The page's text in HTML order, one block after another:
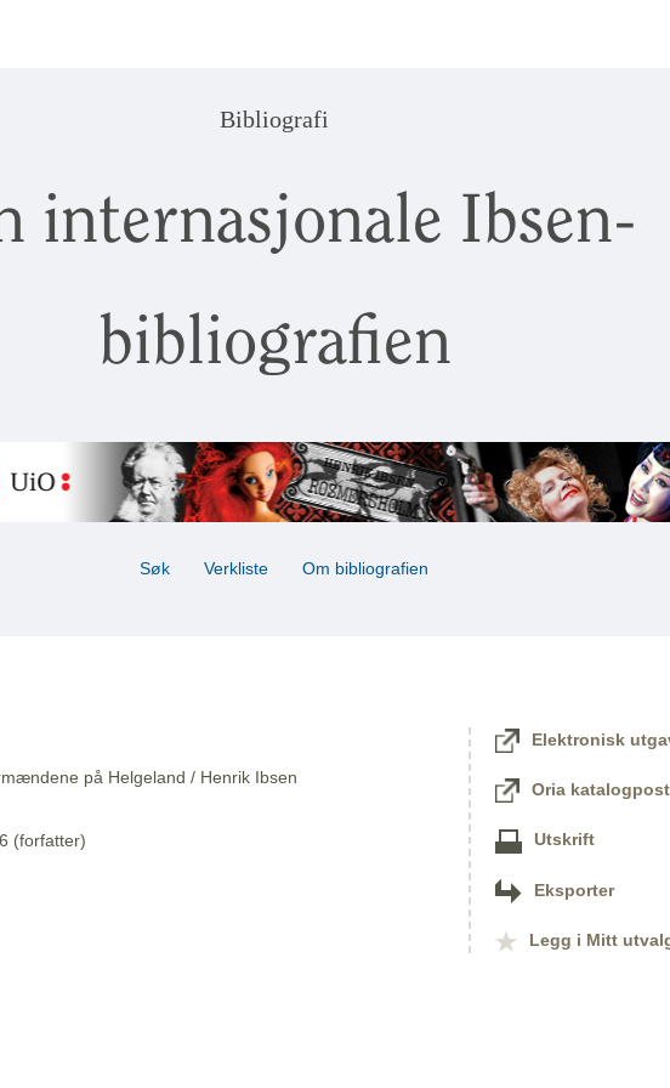
Bibliografi
internasjonale Ibsen-
bibliografien
Søk Verkliste Om bibliografien
på Helgeland / Henrik Ibsen
(forfatter)
Elektronisk
Oria katalogpost
Utskrift
Eksporter
Legg i Mitt